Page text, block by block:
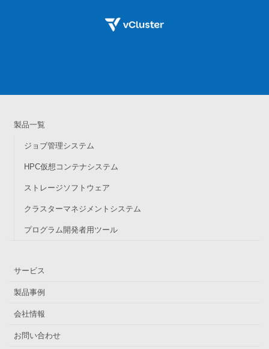
製品一覧
ジョブ管理システム
HPC仮想コンテナシステム
ストレージソフトウェア
クラスターマネジメントシステム
プログラム開発者用ツール
サービス
製品事例
会社情報
お問い合わせ